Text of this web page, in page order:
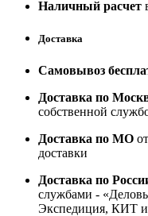
Наличный расчет
Доставка
Самовывоз
Доставка по
собственной
Доставка по МО
доставки
Доставка по
службами -
Экспедиция, КИТ и